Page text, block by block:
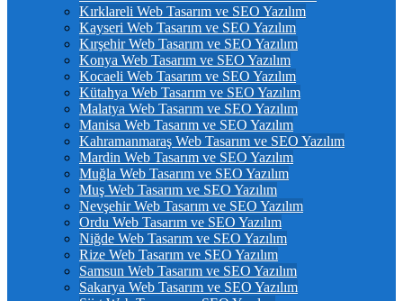
Kırklareli Web Tasarım ve SEO Yazılım
Kayseri Web Tasarım ve SEO Yazılım
Kırşehir Web Tasarım ve SEO Yazılım
Konya Web Tasarım ve SEO Yazılım
Kocaeli Web Tasarım ve SEO Yazılım
Kütahya Web Tasarım ve SEO Yazılım
Malatya Web Tasarım ve SEO Yazılım
Manisa Web Tasarım ve SEO Yazılım
Kahramanmaraş Web Tasarım ve SEO Yazılım
Mardin Web Tasarım ve SEO Yazılım
Muğla Web Tasarım ve SEO Yazılım
Muş Web Tasarım ve SEO Yazılım
Nevşehir Web Tasarım ve SEO Yazılım
Ordu Web Tasarım ve SEO Yazılım
Niğde Web Tasarım ve SEO Yazılım
Rize Web Tasarım ve SEO Yazılım
Samsun Web Tasarım ve SEO Yazılım
Sakarya Web Tasarım ve SEO Yazılım